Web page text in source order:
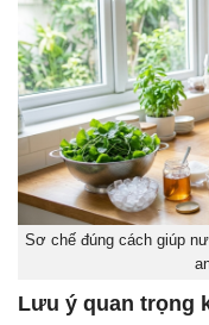
Sơ chế đúng cách giúp
Lưu ý quan trọng